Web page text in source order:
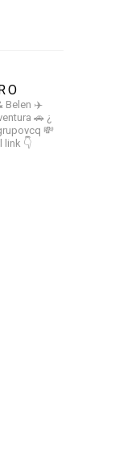
Belen ✈️
🚗 ¿
💸
link 👇